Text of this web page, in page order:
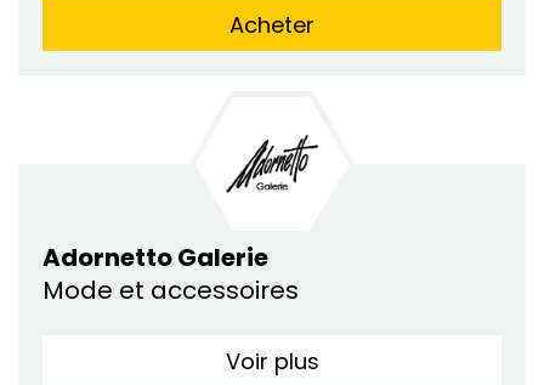
Acheter
Adornetto Galerie
Mode et accessoires
Voir plus